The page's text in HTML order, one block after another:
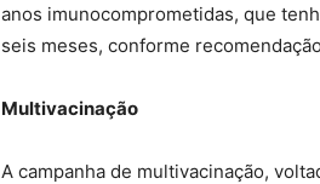
anos imunocomprometidas, que
seis meses, conforme
Multivacinação
A campanha de multivacinação,